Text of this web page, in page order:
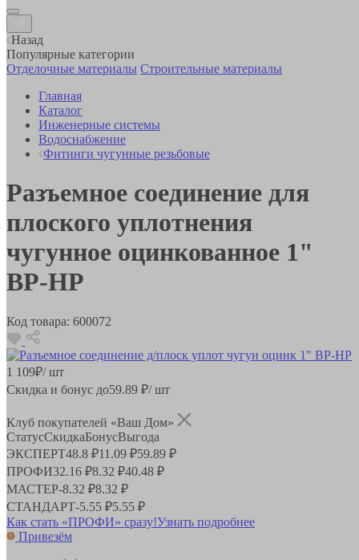
Назад
Популярные категории
Отделочные материалы Строительные материалы
Главная
Каталог
Инженерные системы
Водоснабжение
Фитинги чугунные резьбовые
Разъемное соединение для
плоского уплотнения
чугунное оцинкованное 1"
ВР-НР
Код товара: 600072
1 109₽/ шт
Скидка и бонус до59.89 ₽/ шт
Клуб покупателей «Ваш Дом»
СтатусСкидкаБонусВыгода
ЭКСПЕРТ48.8 ₽11.09 ₽59.89 ₽
ПРОФИ32.16 ₽8.32 ₽40.48 ₽
МАСТЕР-8.32 ₽8.32 ₽
СТАНДАРТ-5.55 ₽5.55 ₽
Как стать «ПРОФИ» сразу!Узнать подробнее
Привезём